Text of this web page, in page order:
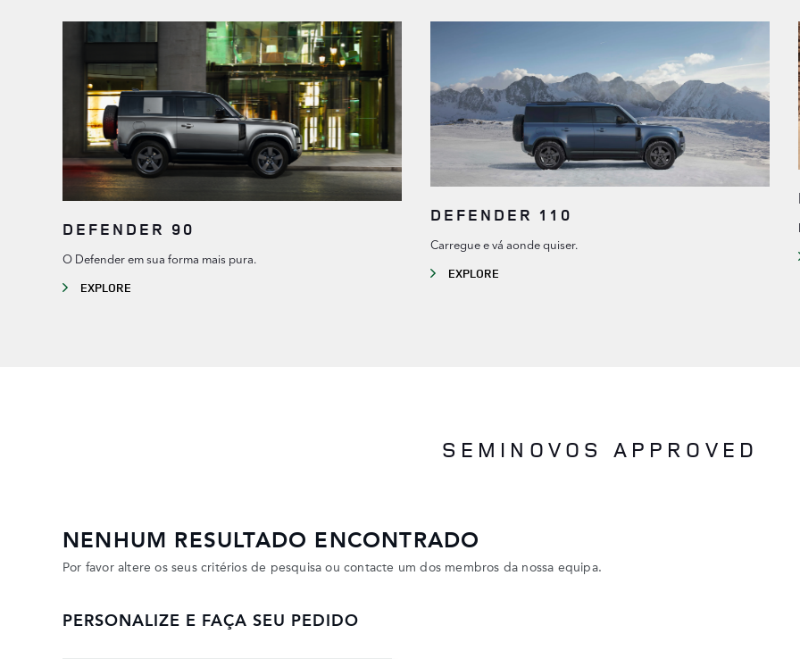
DEFENDER 90
O Defender em sua forma mais pura.
EXPLORE
DEFENDER 110
Carregue e vá aonde quiser.
EXPLORE
SEMINOVOS APPROVED
NENHUM RESULTADO ENCONTRADO
Por favor altere os seus critérios de pesquisa ou contacte um dos membros da nossa equipa.
PERSONALIZE E FAÇA SEU PEDIDO